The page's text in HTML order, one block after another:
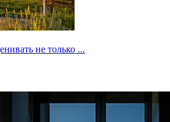
не только ...